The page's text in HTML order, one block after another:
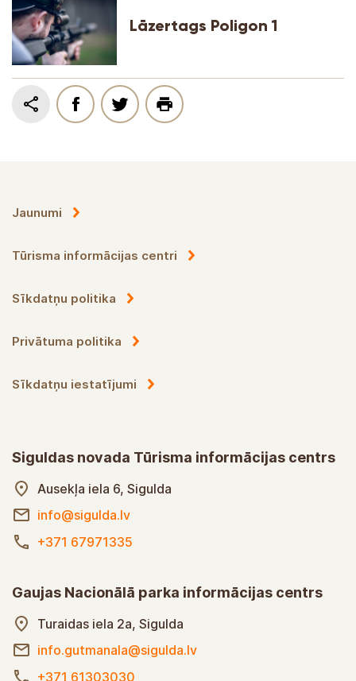
Lāzertags Poligon 1
Jaunumi
Tūrisma informācijas centri
Sīkdatņu politika
Privātuma politika
Sīkdatņu iestatījumi
Siguldas novada Tūrisma informācijas centrs
Ausekļa iela 6, Sigulda
info@sigulda.lv
+371 67971335
Gaujas Nacionālā parka informācijas centrs
Turaidas iela 2a, Sigulda
info.gutmanala@sigulda.lv
+371 61303030